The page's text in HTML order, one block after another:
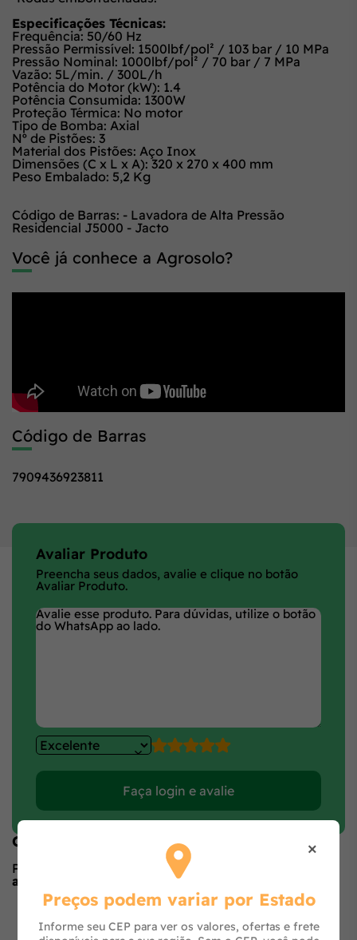
Especificações Técnicas:
Frequência: 50/60 Hz
Pressão Permissível: 1500lbf/pol² / 103 bar / 10 MPa
Pressão Nominal: 1000lbf/pol² / 70 bar / 7 MPa
Vazão: 5L/min. / 300L/h
Potência do Motor (kW): 1.4
Potência Consumida: 1300W
Proteção Térmica: No motor
Tipo de Bomba: Axial
Nº de Pistões: 3
Material dos Pistões: Aço Inox
Dimensões (C x L x A): 320 x 270 x 400 mm
Peso Embalado: 5,2 Kg
Código de Barras: - Lavadora de Alta Pressão
Residencial J5000 - Jacto
Você já conhece a Agrosolo?
Código de Barras
7909436923811
Avaliar Produto
Preencha seus dados, avalie e clique no botão
Avaliar Produto.
Faça login e avalie
Opiniões de quem comprou o produto
Produto ainda sem avaliações,
avaliar
no formulário ao lado.
O que os outros estão vendo
×
Preços podem variar por Estado
Informe seu CEP para ver os valores, ofertas e frete